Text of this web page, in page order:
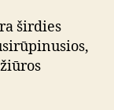
širdies